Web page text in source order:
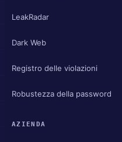
LeakRadar
Dark Web
Registro delle violazioni
Robustezza della password
AZIENDA